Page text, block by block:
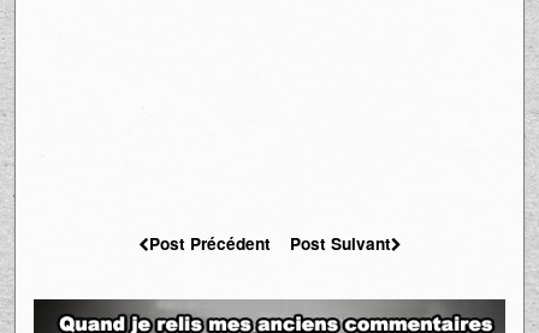
Post Précédent Post Suivant